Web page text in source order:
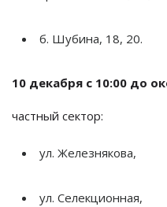
б. Шубина, 18, 20.
10 декабря с 10:00 до
частный сектор:
ул. Железнякова,
ул. Селекционная,